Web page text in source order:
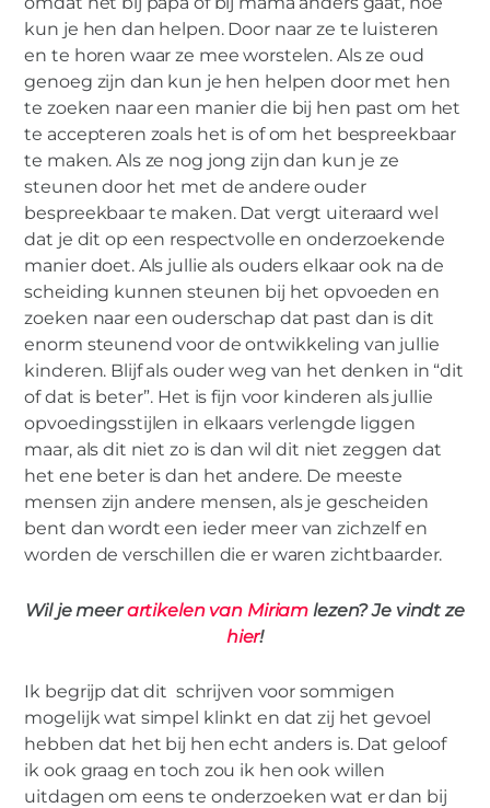
kun je hen dan helpen. Door naar ze te luisteren
en te horen waar ze mee worstelen. Als ze oud
genoeg zijn dan kun je hen helpen door met hen
te zoeken naar een manier die bij hen past om het
te accepteren zoals het is of om het bespreekbaar
te maken. Als ze nog jong zijn dan kun je ze
steunen door het met de andere ouder
bespreekbaar te maken. Dat vergt uiteraard wel
dat je dit op een respectvolle en onderzoekende
manier doet. Als jullie als ouders elkaar ook na de
scheiding kunnen steunen bij het opvoeden en
zoeken naar een ouderschap dat past dan is dit
enorm steunend voor de ontwikkeling van jullie
kinderen. Blijf als ouder weg van het denken in “dit
of dat is beter”. Het is fijn voor kinderen als jullie
opvoedingsstijlen in elkaars verlengde liggen
maar, als dit niet zo is dan wil dit niet zeggen dat
het ene beter is dan het andere. De meeste
mensen zijn andere mensen, als je gescheiden
bent dan wordt een ieder meer van zichzelf en
worden de verschillen die er waren zichtbaarder.
Wil je meerartikelen van Miriam lezen? Je vindt ze
hier!
Ik begrijp dat dit schrijven voor sommigen
mogelijk wat simpel klinkt en dat zij het gevoel
hebben dat het bij hen echt anders is. Dat geloof
ik ook graag en toch zou ik hen ook willen
uitdagen om eens te onderzoeken wat er dan bij